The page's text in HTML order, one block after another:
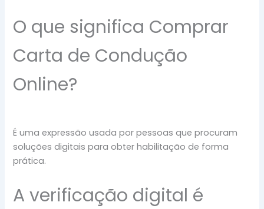
O que significa Comprar
Carta de Condução
Online?
É uma expressão usada por pessoas que procuram
soluções digitais para obter habilitação de forma
prática.
A verificação digital é